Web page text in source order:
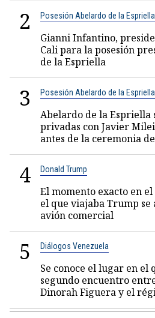
2 Posesión Abelardo de la Espriella
Gianni Infantino,
Cali para la posesión
de la Espriella
3 Posesión Abelardo de la Espriella
Abelardo de la Espriella
privadas con Javier
antes de la ceremonia
4 Donald Trump
El momento exacto en
el que viajaba Trump se
avión comercial
5 Diálogos Venezuela
Se conoce el lugar en el
segundo encuentro
Dinorah Figuera y el